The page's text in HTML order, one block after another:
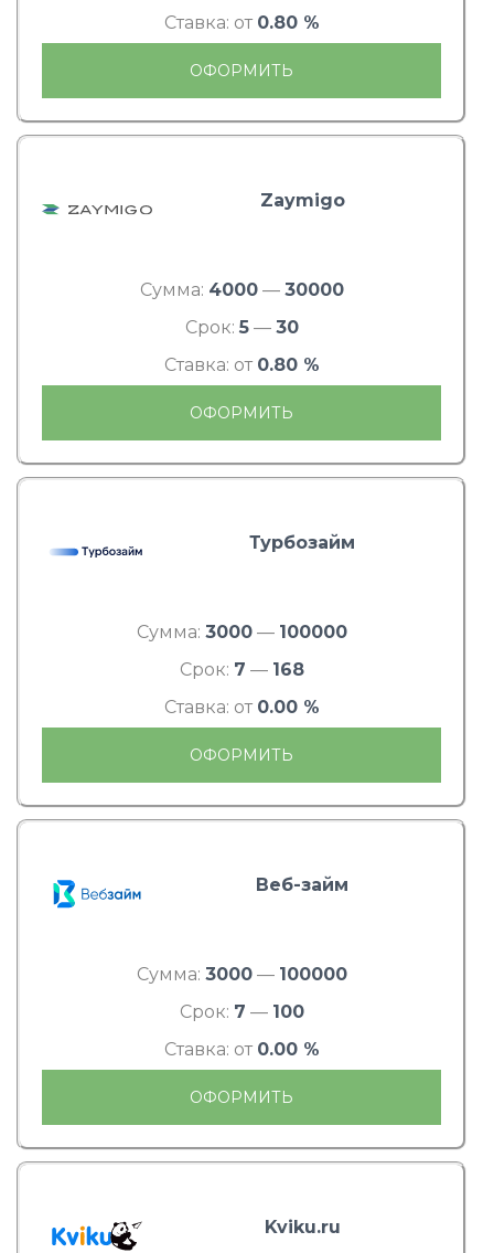
Ставка: от 0.80 %
ОФОРМИТЬ
Zaymigo
Сумма: 4000— 30000
Срок: 5— 30
Ставка: от 0.80 %
ОФОРМИТЬ
Турбозайм
Сумма: 3000— 100000
Срок: 7 — 168
Ставка: от 0.00 %
ОФОРМИТЬ
Веб-займ
Сумма: 3000— 100000
Срок: 7 — 100
Ставка: от 0.00 %
ОФОРМИТЬ
Kviku.ru